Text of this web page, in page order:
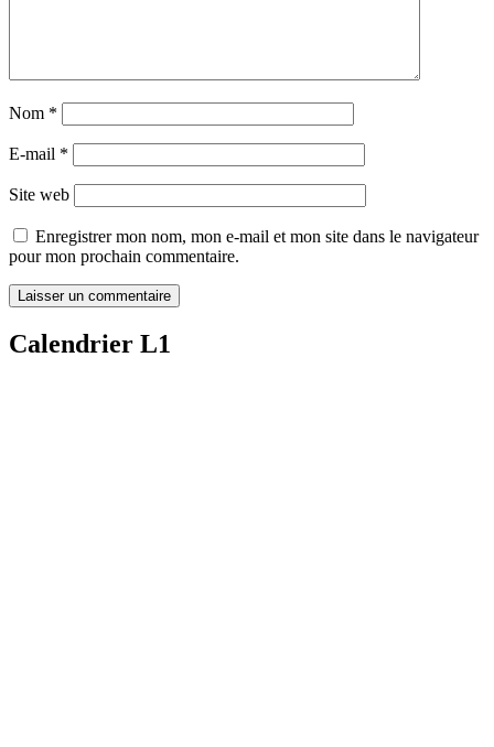
Nom *
E-mail *
Site web
Enregistrer mon nom, mon e-mail et mon site dans le navigateur
pour mon prochain commentaire.
Calendrier L1